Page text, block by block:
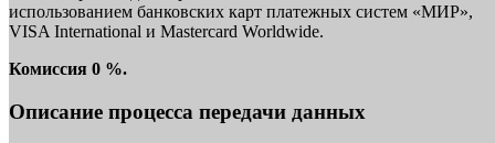
использованием банковских карт платежных систем «МИР»,
VISA International и Mastercard Worldwide.
Комиссия 0 %.
Описание процесса передачи данных